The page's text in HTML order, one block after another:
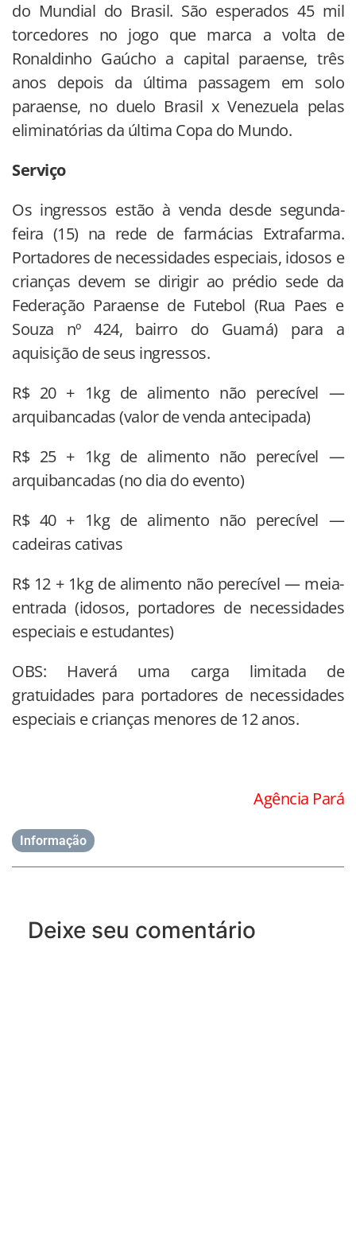
do Mundial do Brasil. São esperados 45 mil
torcedores no jogo que marca a volta de
Ronaldinho Gaúcho a capital paraense, três
anos depois da última passagem em solo
paraense, no duelo Brasil x Venezuela pelas
eliminatórias da última Copa do Mundo.
Serviço
Os ingressos estão à venda desde segunda-
feira (15) na rede de farmácias Extrafarma.
Portadores de necessidades especiais, idosos e
crianças devem se dirigir ao prédio sede da
Federação Paraense de Futebol (Rua Paes e
Souza nº 424, bairro do Guamá) para a
aquisição de seus ingressos.
R$ 20 + 1kg de alimento não perecível —
arquibancadas (valor de venda antecipada)
R$ 25 + 1kg de alimento não perecível —
arquibancadas (no dia do evento)
R$ 40 + 1kg de alimento não perecível —
cadeiras cativas
R$ 12 + 1kg de alimento não perecível — meia-
entrada (idosos, portadores de necessidades
especiais e estudantes)
OBS: Haverá uma carga limitada de
gratuidades para portadores de necessidades
especiais e crianças menores de 12 anos.
Agência Pará
Informação
Deixe seu comentário